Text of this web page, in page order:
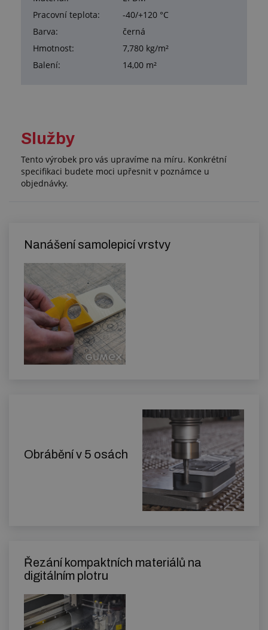
Pracovní teplota:
-40/+120 °C
Barva:
černá
Hmotnost:
7,780 kg/m²
Balení:
14,00 m²
Služby
Tento výrobek pro vás upravíme na míru. Konkrétní
specifikaci budete moci upřesnit v poznámce u
objednávky.
Nanášení samolepicí vrstvy
Obrábění v 5 osách
Řezání kompaktních materiálů na
digitálním plotru